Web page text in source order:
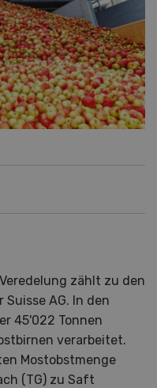
zählt zu den
Suisse AG. In den
45'022 Tonnen
verarbeitet.
Mostobstmenge
(TG) zu Saft